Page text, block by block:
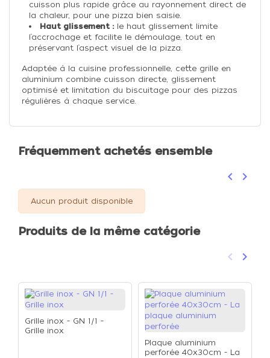
cuisson plus rapide grâce au rayonnement direct de
la chaleur, pour une pizza bien saisie.
Haut glissement :le haut glissement limite
l’accrochage et facilite le démoulage, tout en
préservant l’aspect visuel de la pizza.
Adaptée à la cuisine professionnelle, cette grille en
aluminium combine cuisson directe, glissement
optimisé et limitation du biscuitage pour des pizzas
régulières à chaque service.
Fréquemment achetés ensemble
Précédent
keyboard_arrow_left keyboard_arrow_right
Aucun produit disponible
Produits de la même catégorie
Précédent
keyboard_arrow_left keyboard_arrow_right
Grille inox - GN 1/1 -
Grille inox
Plaque aluminium
perforée 40x30cm - La